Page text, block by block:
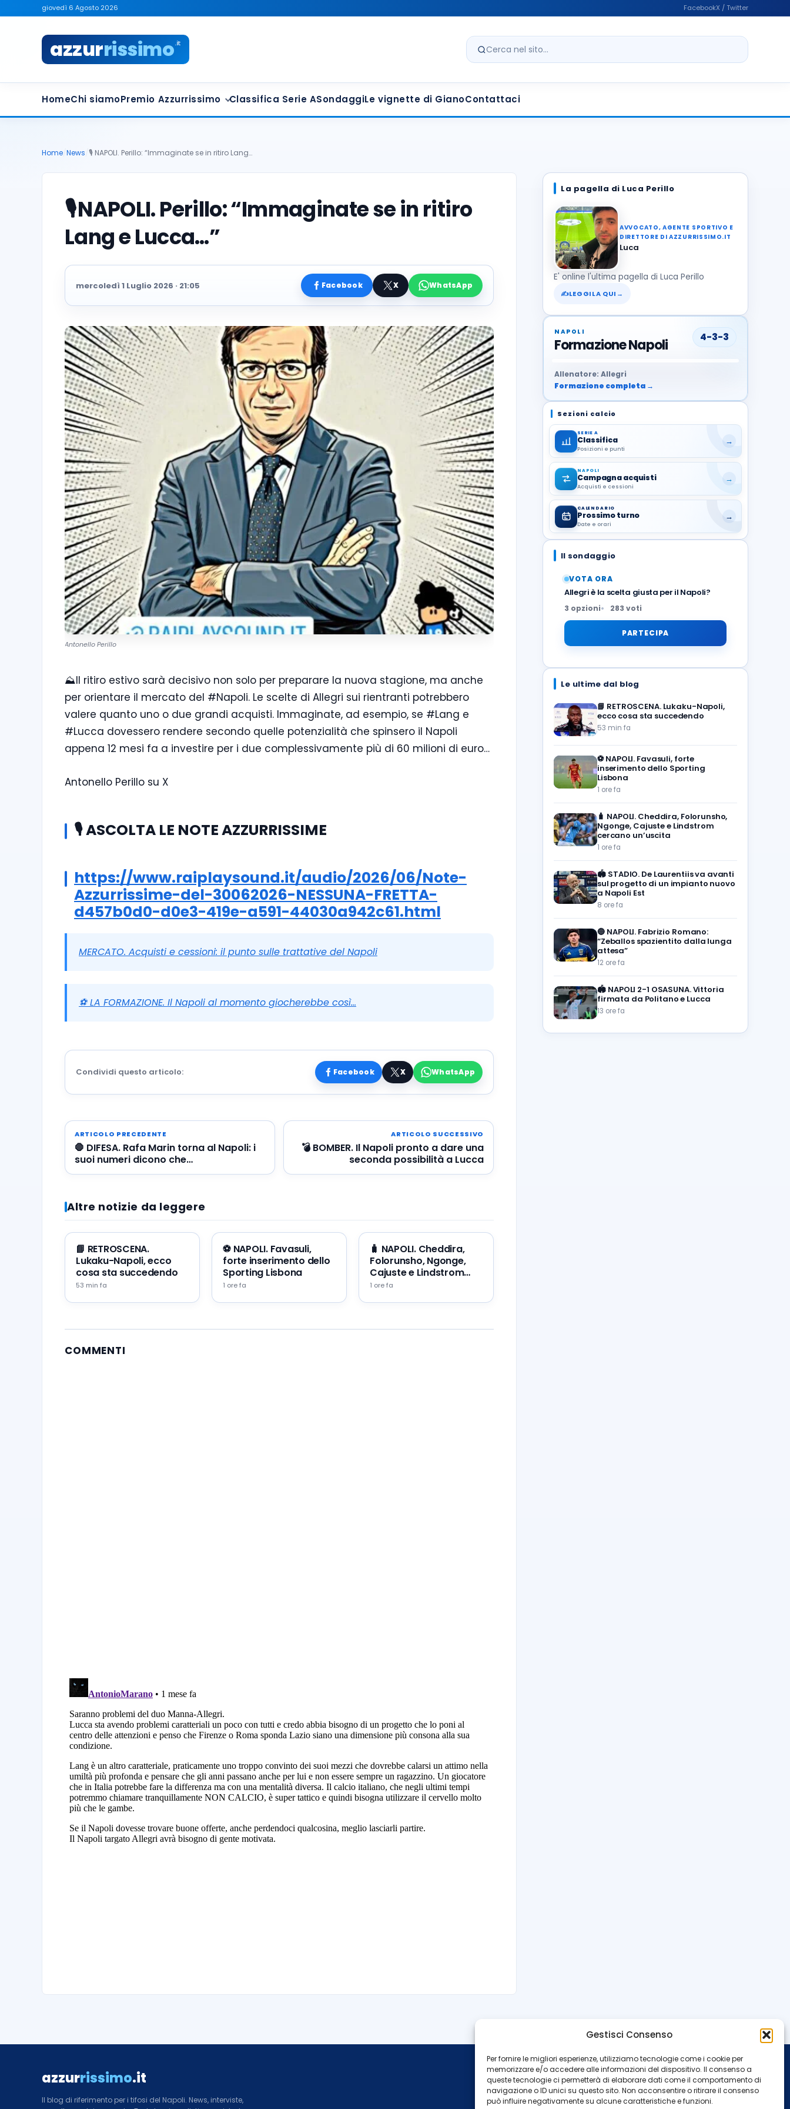
Gestisci Consenso
Per fornire le migliori esperienze, utilizziamo tecnologie come i cookie per
memorizzare e/o accedere alle informazioni del dispositivo. Il consenso a
queste tecnologie ci permetterà di elaborare dati come il comportamento di
navigazione o ID unici su questo sito. Non acconsentire o ritirare il consenso
può influire negativamente su alcune caratteristiche e funzioni.
giovedì 6 Agosto 2026 FacebookX / Twitter
azzurrissimo.it
Cerca nel sito
HomeChi siamoPremio Azzurrissimo Classifica Serie ASondaggiLe vignette di GianoContattaci
Home News 🎙️ NAPOLI. Perillo: “Immaginate se in ritiro Lang…
🎙️NAPOLI. Perillo: “Immaginate se in ritiro
Lang e Lucca…”
mercoledì 1 Luglio 2026 · 21:05 Facebook X WhatsApp
Antonello Perillo
⛰️Il ritiro estivo sarà decisivo non solo per preparare la nuova stagione, ma anche
per orientare il mercato del #Napoli. Le scelte di Allegri sui rientranti potrebbero
valere quanto uno o due grandi acquisti. Immaginate, ad esempio, se #Lang e
#Lucca dovessero rendere secondo quelle potenzialità che spinsero il Napoli
appena 12 mesi fa a investire per i due complessivamente più di 60 milioni di euro…
Antonello Perillo su X
🎙️ ASCOLTA LE NOTE AZZURRISSIME
https://www.raiplaysound.it/audio/2026/06/Note-
Azzurrissime-del-30062026-NESSUNA-FRETTA-
d457b0d0-d0e3-419e-a591-44030a942c61.html
MERCATO. Acquisti e cessioni: il punto sulle trattative del Napoli
⚽ LA FORMAZIONE. Il Napoli al momento giocherebbe così…
Condividi questo articolo: Facebook X WhatsApp
ARTICOLO PRECEDENTE
🛑 DIFESA. Rafa Marin torna al Napoli: i
suoi numeri dicono che…
ARTICOLO SUCCESSIVO
💣 BOMBER. Il Napoli pronto a dare una
seconda possibilità a Lucca
Altre notizie da leggere
📘 RETROSCENA.
Lukaku-Napoli, ecco
cosa sta succedendo
53 min fa
⚽️ NAPOLI. Favasuli,
forte inserimento dello
Sporting Lisbona
1 ore fa
🧳 NAPOLI. Cheddira,
Folorunsho, Ngonge,
Cajuste e Lindstrom
cercano un’uscita
1 ore fa
COMMENTI
La pagella di Luca Perillo
AVVOCATO, AGENTE SPORTIVO E
DIRETTORE DI AZZURRISSIMO.IT
Luca
E' online l'ultima pagella di Luca Perillo
✍LEGGILA QUI →
NAPOLI
Formazione Napoli 4-3-3
Allenatore: Allegri
Formazione completa →
Sezioni calcio
SERIE A
Classifica
Posizioni e punti
→
NAPOLI
Campagna acquisti
Acquisti e cessioni
→
CALENDARIO
Prossimo turno
Date e orari
→
Il sondaggio
VOTA ORA
Allegri è la scelta giusta per il Napoli?
3 opzioni 283 voti
PARTECIPA
Le ultime dal blog
📘 RETROSCENA. Lukaku-Napoli,
ecco cosa sta succedendo
53 min fa
⚽️ NAPOLI. Favasuli, forte
inserimento dello Sporting
Lisbona
1 ore fa
🧳 NAPOLI. Cheddira, Folorunsho,
Ngonge, Cajuste e Lindstrom
cercano un’uscita
1 ore fa
🏟️ STADIO. De Laurentiis va avanti
sul progetto di un impianto nuovo
a Napoli Est
8 ore fa
🔵 NAPOLI. Fabrizio Romano:
“Zeballos spazientito dalla lunga
attesa”
12 ore fa
🏟️ NAPOLI 2-1 OSASUNA. Vittoria
firmata da Politano e Lucca
13 ore fa
azzurrissimo.it
Il blog di riferimento per i tifosi del Napoli. News, interviste,
INFO
Redazione
Contattaci